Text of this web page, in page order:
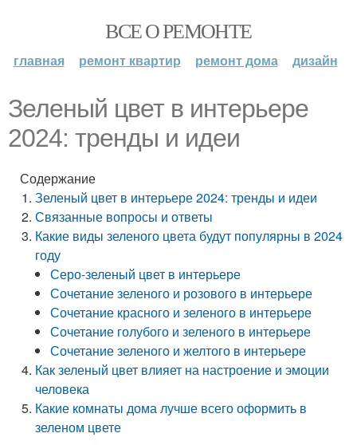
ВСЕ О РЕМОНТЕ
главная ремонт квартир ремонт дома дизайн
Зеленый цвет в интерьере
2024: тренды и идеи
Содержание
Зеленый цвет в интерьере 2024: тренды и идеи
Связанные вопросы и ответы
Какие виды зеленого цвета будут популярны в 2024
году
Серо-зеленый цвет в интерьере
Сочетание зеленого и розового в интерьере
Сочетание красного и зеленого в интерьере
Сочетание голубого и зеленого в интерьере
Сочетание зеленого и желтого в интерьере
Как зеленый цвет влияет на настроение и эмоции
человека
Какие комнаты дома лучше всего оформить в
зеленом цвете